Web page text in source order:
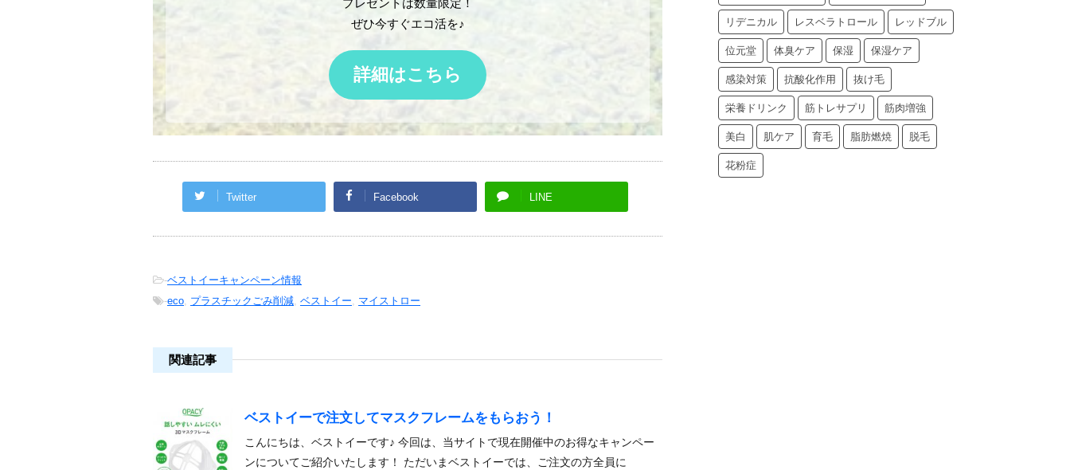
プレゼントは数量限定！
ぜひ今すぐエコ活を♪
詳細はこちら
Twitter Facebook LINE
-ベストイーキャンペーン情報
-eco, プラスチックごみ削減, ベストイー, マイストロー
関連記事
ベストイーで注文してマスクフレームをもらおう！
こんにちは、ベストイーです♪ 今回は、当サイトで現在開催中のお得なキャンペー
ンについてご紹介いたします！ ただいまベストイーでは、ご注文の方全員に
リデニカル レスベラトロール レッドブル
位元堂 体臭ケア 保湿 保湿ケア
感染対策 抗酸化作用 抜け毛
栄養ドリンク 筋トレサプリ 筋肉増強
美白 肌ケア 育毛 脂肪燃焼 脱毛
花粉症